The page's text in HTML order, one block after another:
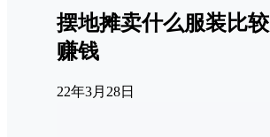
摆地摊卖什么服装比较
赚钱
22年3月28日